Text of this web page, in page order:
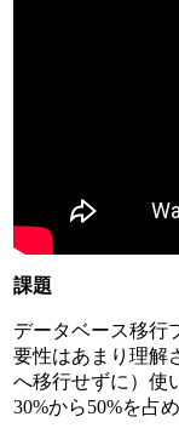
課題
データベース移行
要性はあまり理解
へ移行せずに）使
30%から50%を占